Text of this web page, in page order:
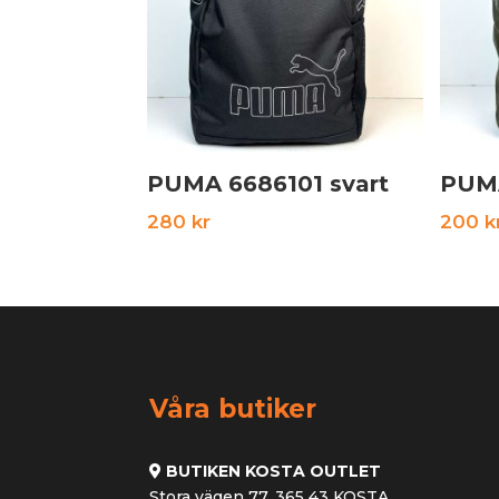
PUMA 6686101 svart
280 kr 200
Våra butiker
BUTIKEN KOSTA OUTLET